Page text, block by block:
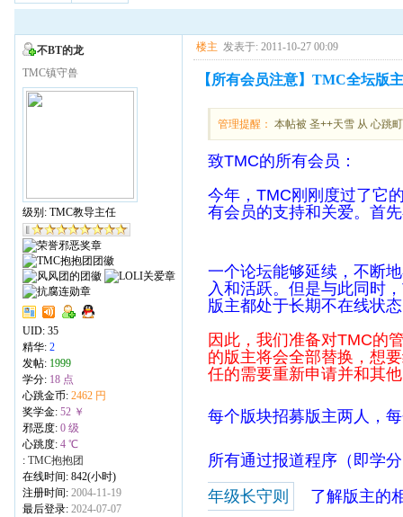
不BT的龙
TMC镇守兽
级别: TMC教导主任
UID: 35
精华: 2
发帖: 1999
学分: 18 点
心跳金币: 2462 円
奖学金: 52 ￥
邪恶度: 0 级
心跳度: 4 ℃
: TMC抱抱团
在线时间: 842(小时)
注册时间: 2004-11-19
最后登录: 2024-07-07
楼主 发表于: 2011-10-27 00:09
【所有会员注意】TMC全坛版
管理提醒： 本帖被 圣++天雪 从 心跳
致TMC的所有会员：
今年，TMC刚刚度过了它
有会员的支持和关爱。首
一个论坛能够延续，不断
入和活跃。但是与此同时
版主都处于长期不在线状
因此，我们准备对TMC的
的版主将会全部替换，想
任的需要重新申请并和其
每个版块招募版主两人，
所有通过报道程序（即学
年级长守则
了解版主的